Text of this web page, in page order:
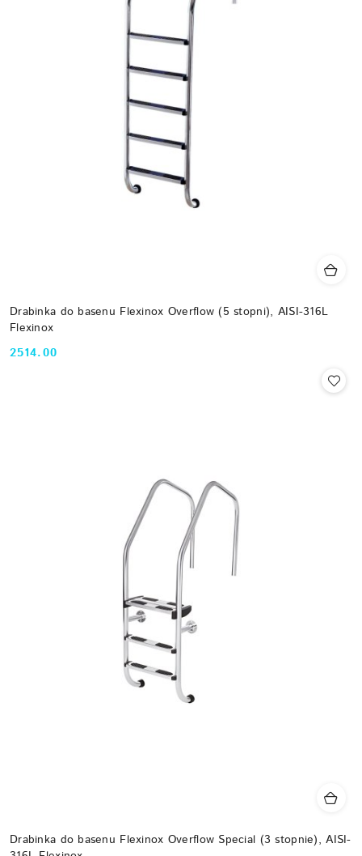
Drabinka do basenu Flexinox Overflow (5 stopni), AISI-316L
Flexinox
Cena:
2514.00
Drabinka do basenu Flexinox Overflow Special (3 stopnie), AISI-